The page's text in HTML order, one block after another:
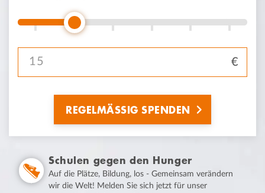
Spendenbetrag
REGELMÄSSIG SPENDEN
Schulen gegen den Hunger
Auf die Plätze, Bildung, los - Gemeinsam verändern
wir die Welt! Melden Sie sich jetzt für unser